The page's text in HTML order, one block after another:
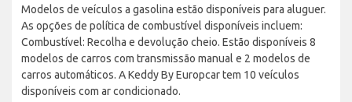
Modelos de veículos a gasolina estão disponíveis para aluguer.
As opções de política de combustível disponíveis incluem:
Combustível: Recolha e devolução cheio. Estão disponíveis 8
modelos de carros com transmissão manual e 2 modelos de
carros automáticos. A Keddy By Europcar tem 10 veículos
disponíveis com ar condicionado.